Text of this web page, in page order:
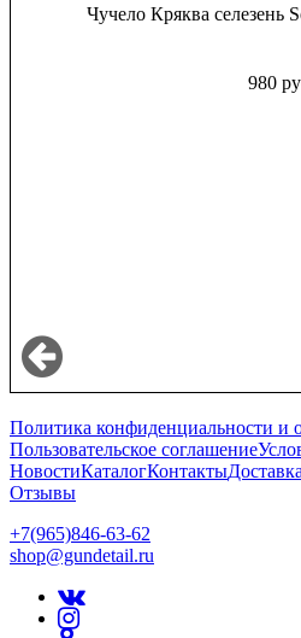
Чучело Кряква селезень
980
Политика конфиденциальности и
Пользовательское соглашение
НовостиКаталогКонтактыДоставка
Отзывы
+7(965)846-63-62
shop@gundetail.ru